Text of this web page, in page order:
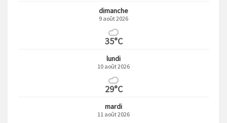
dimanche
9 août 2026
35°C
lundi
10 août 2026
29°C
mardi
11 août 2026